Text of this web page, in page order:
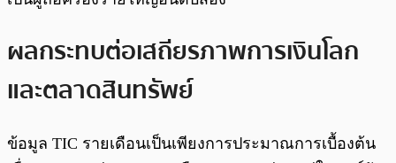
ผลกระทบต่อเสถียรภาพการเงินโลก
และตลาดสินทรัพย์
ข้อมูล TIC รายเดือนเป็นเพียงการประมาณการเบื้องต้น